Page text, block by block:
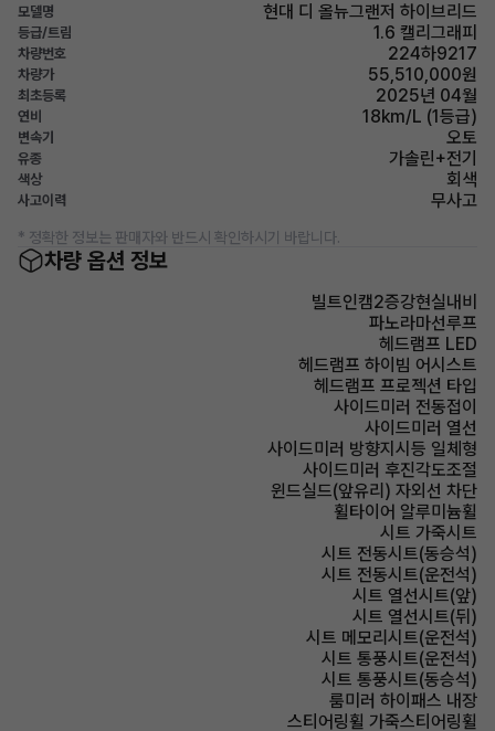
모델명 현대 디 올뉴그랜저 하이브리드
등급/트림 1.6 캘리그래피
차량번호 224하9217
차량가 55,510,000원
최초등록 2025년 04월
연비 18km/L (1등급)
변속기 오토
유종 가솔린+전기
색상 회색
사고이력 무사고
* 정확한 정보는 판매자와 반드시 확인하시기 바랍니다.
차량 옵션 정보
빌트인캠2증강현실내비
파노라마선루프
헤드램프 LED
헤드램프 하이빔 어시스트
헤드램프 프로젝션 타입
사이드미러 전동접이
사이드미러 열선
사이드미러 방향지시등 일체형
사이드미러 후진각도조절
윈드실드(앞유리) 자외선 차단
휠타이어 알루미늄휠
시트 가죽시트
시트 전동시트(동승석)
시트 전동시트(운전석)
시트 열선시트(앞)
시트 열선시트(뒤)
시트 메모리시트(운전석)
시트 통풍시트(운전석)
시트 통풍시트(동승석)
룸미러 하이패스 내장
스티어링휠 가죽스티어링휠